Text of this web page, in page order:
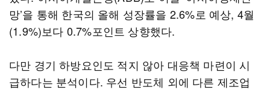
망’을 통해 한국의 올해 성장률을 2.6%로 예상, 4월
(1.9%)보다 0.7%포인트 상향했다.
다만 경기 하방요인도 적지 않아 대응책 마련이 시
급하다는 분석이다. 우선 반도체 외에 다른 제조업